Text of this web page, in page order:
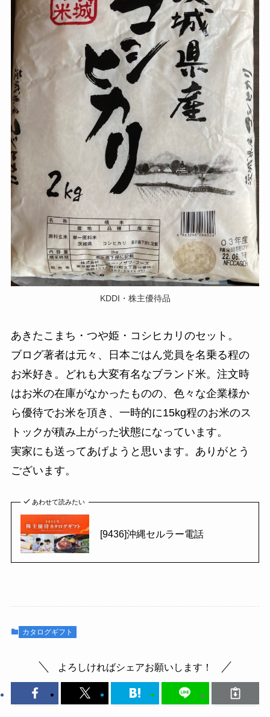
KDDI・株主優待品
あきたこまち・つや姫・コシヒカリのセット。
ブログ著者は元々、日本ごはん党員を名乗る程の
お米好き。どれも大変有名なブランド米。注文時
はお米の在庫がなかったものの、色々な企業様か
ら優待でお米を頂き、一時的に15kg程のお米のス
トックが積み上がった状態になっています。
実家にも送ってあげようと思います。ありがとう
ございます。
あわせて読みたい
[9436]沖縄セルラー電話
カタログギフト
よろしければシェアお願いします！